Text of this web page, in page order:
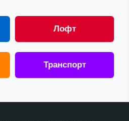
Лофт
Транспорт